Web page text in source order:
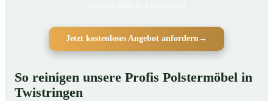
Jetzt kostenloses Angebot anfordern→
So reinigen unsere Profis Polstermöbel in
Twistringen